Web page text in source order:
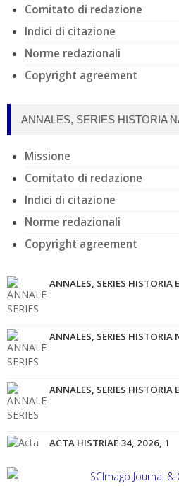
Comitato di redazione
Indici di citazione
Norme redazionali
Copyright agreement
ANNALES, SERIES HISTORIA
Missione
Comitato di redazione
Indici di citazione
Norme redazionali
Copyright agreement
ANNALES, SERIES
ANNALES, SERIES
ANNALES, SERIES
ACTA HISTRIAE 34, 2026, 1